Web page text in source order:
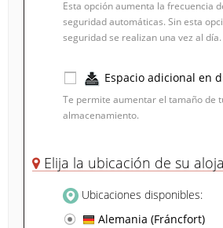
Esta opción aumenta la frecuencia
seguridad automáticas. Sin esta
seguridad se realizan una vez al día.
Espacio adicional en
Te permite aumentar el tamaño de
almacenamiento.
Elija la ubicación de su
Ubicaciones disponibles:
Alemania (Fráncfort)